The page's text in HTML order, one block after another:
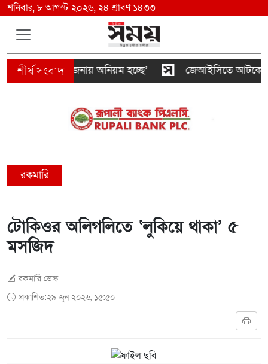
শনিবার, ৮ আগস্ট ২০২৬, ২৪ শ্রাবণ ১৪৩৩
যৌথ প্রযোজনায় অনিয়ম হচ্ছে’ জেআইসিতে আটকে
রকমারি
টোকিওর অলিগলিতে ‘লুকিয়ে থাকা’ ৫
মসজিদ
রকমারি ডেস্ক
প্রকাশিত:২৯ জুন ২০২৬, ১৫:৫০